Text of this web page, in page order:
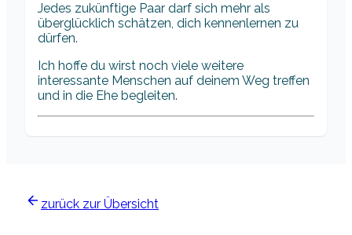
Jedes zukünftige Paar darf sich mehr als
überglücklich schätzen, dich kennenlernen zu
dürfen.
Ich hoffe du wirst noch viele weitere
interessante Menschen auf deinem Weg treffen
und in die Ehe begleiten.
zurück zur Übersicht